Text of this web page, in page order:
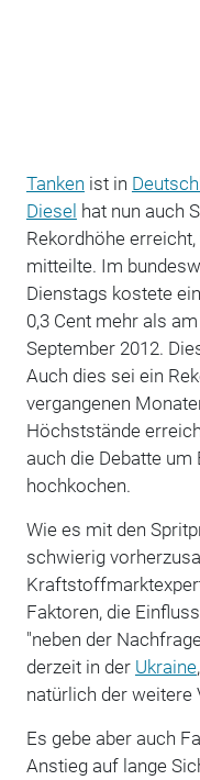
Tanken ist in
Diesel hat nun auch
Rekordhöhe
mitteilte. Im
Dienstags kostete
0,3 Cent mehr als
September 2012.
Auch dies sei ein
vergangenen
Höchststände
auch die Debatte um
hochkochen.
Wie es mit den
schwierig
Faktoren, die
"neben der
derzeit in der Ukraine
natürlich der weitere
Es gebe aber auch
Anstieg auf lange